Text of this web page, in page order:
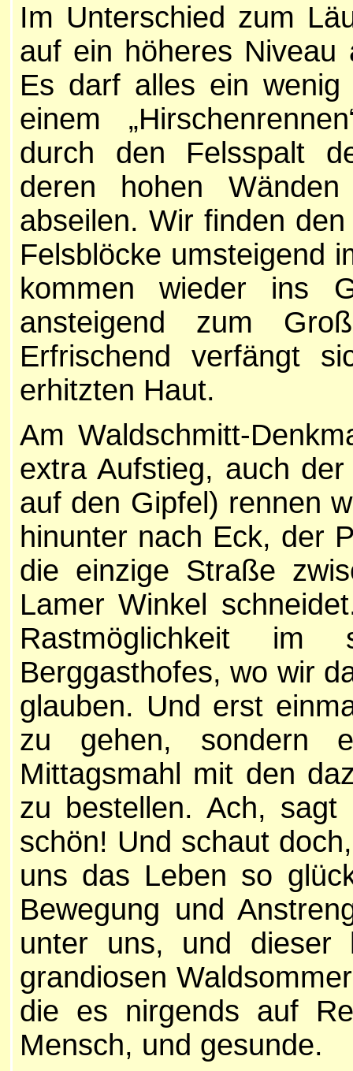
Im Unterschied zum
auf ein höheres Niveau
Es darf alles ein wenig
einem
durch den Felsspalt
deren hohen
abseilen. Wir finden
Felsblöcke umsteigend
kommen wieder ins
ansteigend zum
Erfrischend verfängt
erhitzten Haut.
Am Waldschmitt-
extra Aufstieg, auch
auf den Gipfel) rennen
hinunter nach Eck, der
die einzige Straße
Lamer Winkel
Rastmöglichkeit im
Berggasthofes, wo wir
glauben. Und erst
zu gehen, sondern
Mittagsmahl mit den
zu bestellen. Ach,
schön! Und schaut
uns das Leben so
Bewegung und
unter uns, und dieser
grandiosen
die es nirgends auf
Mensch, und gesunde.